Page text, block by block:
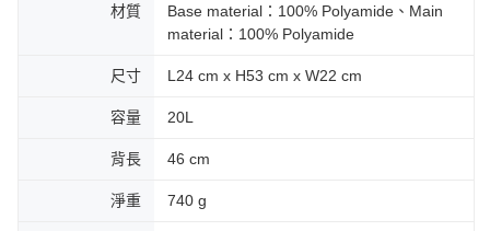
材質
Base material：100% Polyamide、Main
material：100% Polyamide
尺寸 L24 cm x H53 cm x W22 cm
容量 20L
背長 46 cm
淨重 740 g